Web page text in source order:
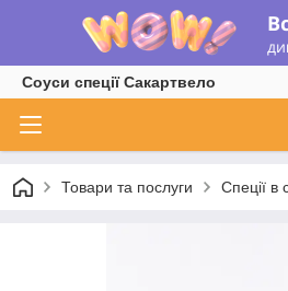
Соуси спеції Сакартвело
Товари та послуги Спеції в